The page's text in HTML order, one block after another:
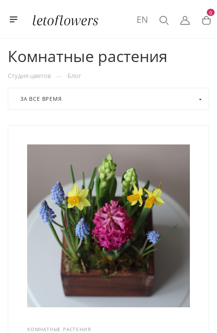
0
EN
Комнатные растения
Студия цветов — Блог
ЗА ВСЕ ВРЕМЯ
КОМНАТНЫЕ РАСТЕНИЯ